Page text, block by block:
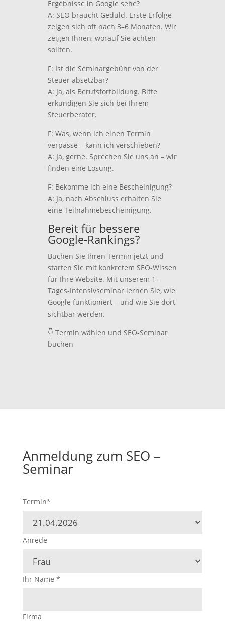
Ergebnisse in Google sehe?
A: SEO braucht Geduld. Erste Erfolge
zeigen sich oft nach 3–6 Monaten. Wir
zeigen Ihnen, worauf Sie achten
sollten.
F: Ist die Seminargebühr von der
Steuer absetzbar?
A: Ja, als Berufsfortbildung. Bitte
erkundigen Sie sich bei Ihrem
Steuerberater.
F: Was, wenn ich einen Termin
verpasse – kann ich verschieben?
A: Ja, gerne. Sprechen Sie uns an – wir
finden eine Lösung.
F: Bekomme ich eine Bescheinigung?
A: Ja, nach Abschluss erhalten Sie
eine Teilnahmebescheinigung.
Bereit für bessere
Google-Rankings?
Buchen Sie Ihren Termin jetzt und
starten Sie mit konkretem SEO-Wissen
für Ihre Website. Mit unserem 1-
Tages-Intensivseminar lernen Sie, wie
Google funktioniert – und wie Sie dort
sichtbar werden.
👇 Termin wählen und SEO-Seminar
buchen
Anmeldung zum SEO –
Seminar
Termin*
Anrede
Ihr Name *
Firma